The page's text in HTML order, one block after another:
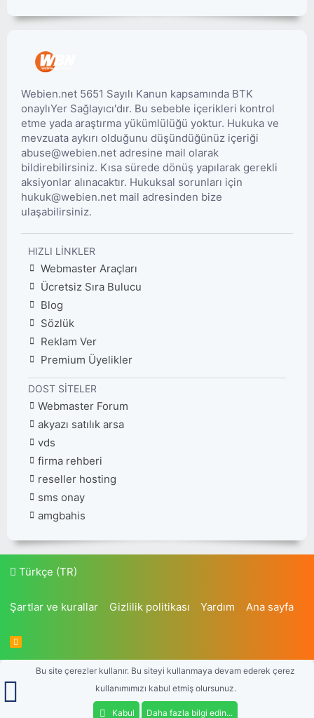
Webien.net 5651 Sayılı Kanun kapsamında BTK
onaylıYer Sağlayıcı'dır. Bu sebeble içerikleri kontrol
etme yada araştırma yükümlülüğü yoktur. Hukuka ve
mevzuata aykırı olduğunu düşündüğünüz içeriği
abuse@webien.net adresine mail olarak
bildirebilirsiniz. Kısa sürede dönüş yapılarak gerekli
aksiyonlar alınacaktır. Hukuksal sorunları için
hukuk@webien.net mail adresinden bize
ulaşabilirsiniz.
HIZLI LINKLER
Webmaster Araçları
Ücretsiz Sıra Bulucu
Blog
Sözlük
Reklam Ver
Premium Üyelikler
DOST SITELER
Webmaster Forum
akyazı satılık arsa
vds
firma rehberi
reseller hosting
sms onay
amgbahis
Türkçe (TR)
Şartlar ve kurallar Gizlilik politikası Yardım Ana sayfa
Bu site çerezler kullanır. Bu siteyi kullanmaya devam ederek çerez
kullanımımızı kabul etmiş olursunuz.
Kabul Daha fazla bilgi edin...